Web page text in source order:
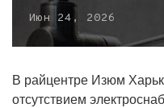
Июн 24, 2026
В райцентре Изюм
отсутствием